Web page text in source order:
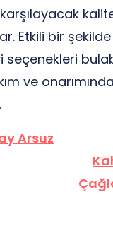
karşılayacak
Etkili bir
seçenekleri
ve
Arsuz